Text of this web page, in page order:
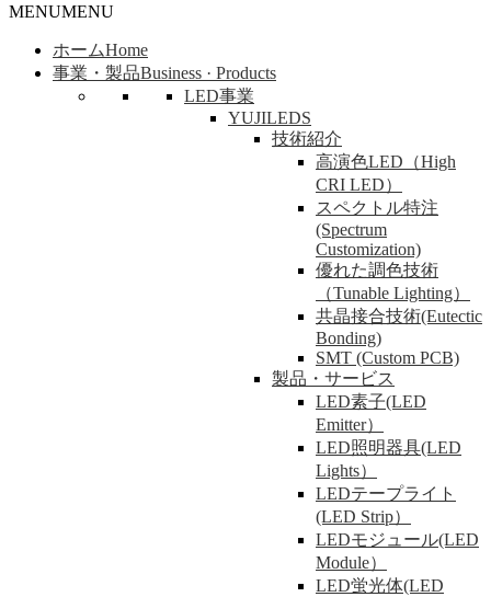
MENUMENU
ホームHome
事業・製品Business · Products
LED事業
YUJILEDS
技術紹介
高演色LED（High
CRI LED）
スペクトル特注
(Spectrum
Customization)
優れた調色技術
（Tunable Lighting）
共晶接合技術(Eutectic
Bonding)
SMT (Custom PCB)
製品・サービス
LED素子(LED
Emitter）
LED照明器具(LED
Lights）
LEDテープライト
(LED Strip）
LEDモジュール(LED
Module）
LED蛍光体(LED